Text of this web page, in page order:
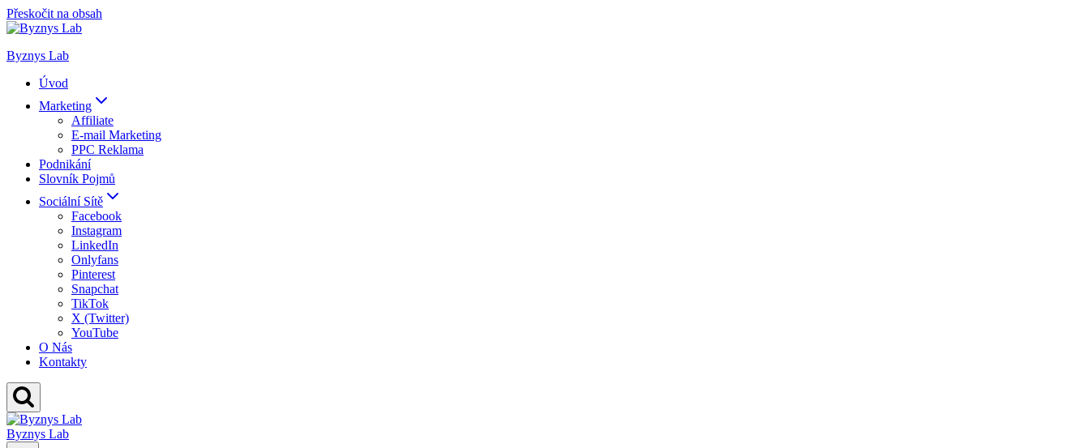
Přeskočit na obsah
Byznys Lab
Úvod
Marketing
Affiliate
E-mail Marketing
PPC Reklama
Podnikání
Slovník Pojmů
Sociální Sítě
Facebook
Instagram
LinkedIn
Onlyfans
Pinterest
Snapchat
TikTok
X (Twitter)
YouTube
O Nás
Kontakty
Byznys Lab